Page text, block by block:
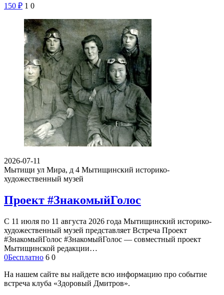
150 ₽ 1 0
2026-07-11
Мытищи ул Мира, д 4 Мытищинский историко-
художественный музей
Проект #ЗнакомыйГолос
С 11 июля по 11 августа 2026 года Мытищинский историко-
художественный музей представляет Встреча Проект
#ЗнакомыйГолос #ЗнакомыйГолос — совместный проект
Мытищинской редакции…
0Бесплатно 6 0
На нашем сайте вы найдете всю информацию про событие
встреча клуба «Здоровый Дмитров».